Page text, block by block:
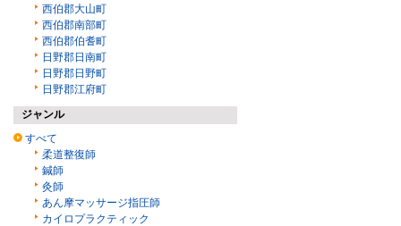
西伯郡大山町
西伯郡南部町
西伯郡伯耆町
日野郡日南町
日野郡日野町
日野郡江府町
ジャンル
すべて
柔道整復師
鍼師
灸師
あん摩マッサージ指圧師
カイロプラクティック